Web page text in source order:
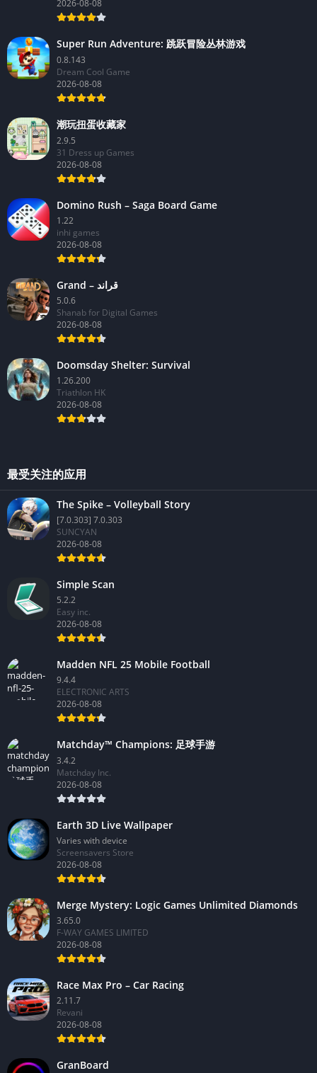
2026-08-08
Super Run Adventure: 跳跃冒险丛林游戏
0.8.143
Dream Cool Game
2026-08-08
潮玩扭蛋收藏家
2.9.5
31 Dress up Games
2026-08-08
Domino Rush – Saga Board Game
1.22
inhi games
2026-08-08
Grand – قراند
5.0.6
Shanab for Digital Games
2026-08-08
Doomsday Shelter: Survival
1.26.200
Triathlon HK
2026-08-08
最受关注的应用
The Spike – Volleyball Story
[7.0.303] 7.0.303
SUNCYAN
2026-08-08
Simple Scan
5.2.2
Easy inc.
2026-08-08
Madden NFL 25 Mobile Football
9.4.4
ELECTRONIC ARTS
2026-08-08
Matchday™ Champions: 足球手游
3.4.2
Matchday Inc.
2026-08-08
Earth 3D Live Wallpaper
Varies with device
Screensavers Store
2026-08-08
Merge Mystery: Logic Games Unlimited Diamonds
3.65.0
F-WAY GAMES LIMITED
2026-08-08
Race Max Pro – Car Racing
2.11.7
Revani
2026-08-08
GranBoard